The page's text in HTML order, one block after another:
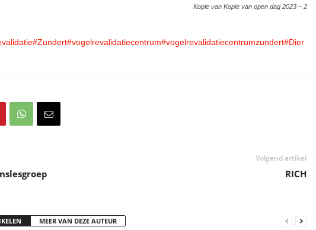
Kopie van Kopie van open dag 2023 – 2
#Zundert#vogelrevalidatiecentrum#vogelrevalidatiecentrumzundert#Dier
Volgend artikel
RICH
MEER VAN DEZE AUTEUR